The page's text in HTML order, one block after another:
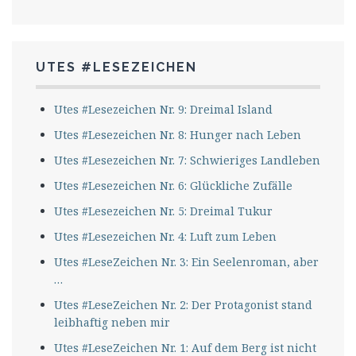
UTES #LESEZEICHEN
Utes #Lesezeichen Nr. 9: Dreimal Island
Utes #Lesezeichen Nr. 8: Hunger nach Leben
Utes #Lesezeichen Nr. 7: Schwieriges Landleben
Utes #Lesezeichen Nr. 6: Glückliche Zufälle
Utes #Lesezeichen Nr. 5: Dreimal Tukur
Utes #Lesezeichen Nr. 4: Luft zum Leben
Utes #LeseZeichen Nr. 3: Ein Seelenroman, aber
…
Utes #LeseZeichen Nr. 2: Der Protagonist stand
leibhaftig neben mir
Utes #LeseZeichen Nr. 1: Auf dem Berg ist nicht